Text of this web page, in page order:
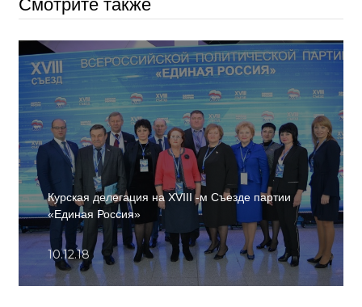
Смотрите также
Курская делегация на XVIII -м Съезде партии
«Единая Россия»
10.12.18